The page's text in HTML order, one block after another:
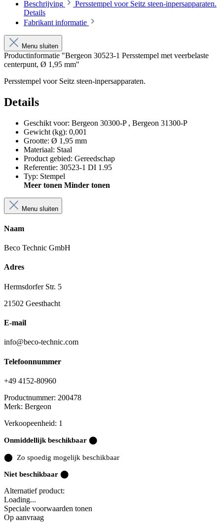
Beschrijving
Persstempel voor Seitz steen-inpersapparaten.
Details
Fabrikant informatie
Menu sluiten
Productinformatie "Bergeon 30523-1 Persstempel met veerbelaste
centerpunt, Ø 1,95 mm"
Persstempel voor Seitz steen-inpersapparaten.
Details
Geschikt voor: Bergeon 30300-P , Bergeon 31300-P
Gewicht (kg): 0,001
Grootte: Ø 1,95 mm
Materiaal: Staal
Product gebied: Gereedschap
Referentie: 30523-1 DI 1.95
Typ: Stempel
Meer tonen Minder tonen
Menu sluiten
Naam
Beco Technic GmbH
Adres
Hermsdorfer Str. 5
21502 Geesthacht
E-mail
info@beco-technic.com
Telefoonnummer
+49 4152-80960
Productnummer: 200478
Merk: Bergeon
Verkoopeenheid: 1
Onmiddellijk beschikbaar ⬤
⬤ Zo spoedig mogelijk beschikbaar
Niet beschikbaar ⬤
Alternatief product:
Loading...
Speciale voorwaarden tonen
Op aanvraag